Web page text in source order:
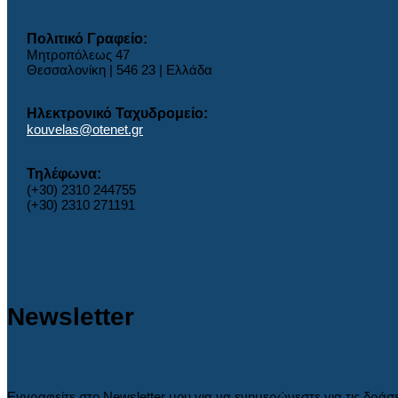
Πολιτικό Γραφείο:
Μητροπόλεως 47
Θεσσαλονίκη | 546 23 | Ελλάδα
Ηλεκτρονικό Ταχυδρομείο:
kouvelas@otenet.gr
Τηλέφωνα:
(+30) 2310 244755
(+30) 2310 271191
Newsletter